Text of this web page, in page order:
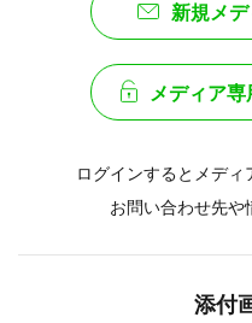
新規メ
メディア
ログインするとメデ
お問い合わせ先や
添付